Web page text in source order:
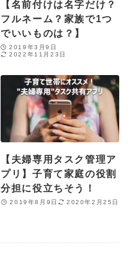
【名前付けは名字だけ？
フルネーム？家族で1つ
でいいものは？】
2019年3月9日
2022年11月23日
【夫婦専用タスク管理ア
プリ】子育て家庭の役割
分担に役立ちそう！
2019年8月9日 2020年2月25日